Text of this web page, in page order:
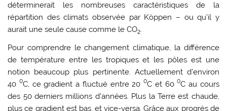
déterminerait les nombreuses caractéristiques de la
répartition des climats observée par Köppen – ou qu’il y
aurait une seule cause comme le CO2.
Pour comprendre le changement climatique, la différence
de température entre les tropiques et les pôles est une
notion beaucoup plus pertinente. Actuellement d’environ
40 0C, ce gradient a fluctué entre 200C et 600C au cours
des 50 derniers millions d’années. Plus la Terre est chaude,
plus ce gradient est bas, et vice-versa. Grâce aux progrès de